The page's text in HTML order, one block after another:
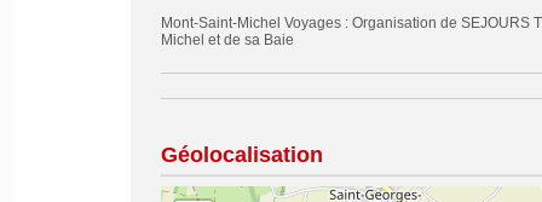
Mont-Saint-Michel Voyages : Organisation de
Michel et de sa Baie
Géolocalisation